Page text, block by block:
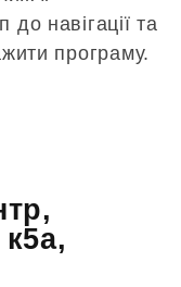
навігації та
програму.